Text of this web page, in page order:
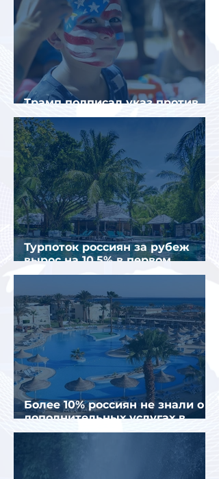
Трамп подписал указ против
«родильного туризма» в США
Турпоток россиян за рубеж
вырос на 10,5% в первом
полугодии 2026 года
Более 10% россиян не знали о
дополнительных услугах в
отелях